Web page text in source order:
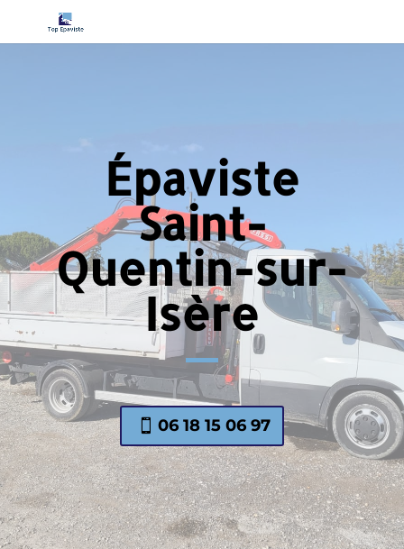
Épaviste
Saint-
Quentin-sur-
Isère
06 18 15 06 97